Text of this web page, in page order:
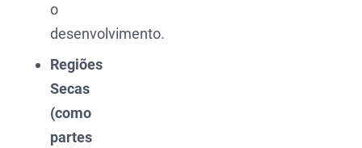
o
desenvolvimento.
Regiões
Secas
(como
partes